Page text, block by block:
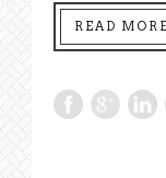
READ MORE